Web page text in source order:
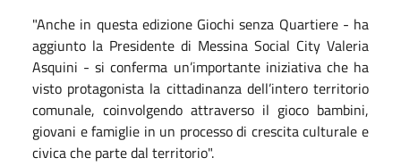
"Anche in questa edizione Giochi senza Quartiere - ha
aggiunto la Presidente di Messina Social City Valeria
Asquini - si conferma un’importante iniziativa che ha
visto protagonista la cittadinanza dell’intero territorio
comunale, coinvolgendo attraverso il gioco bambini,
giovani e famiglie in un processo di crescita culturale e
civica che parte dal territorio".